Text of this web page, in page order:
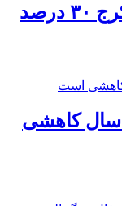
️قیمت مسکن در کرج ۳۰ درصد
سال کاهشی